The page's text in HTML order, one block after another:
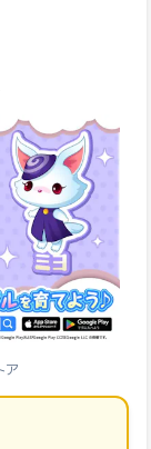
ア